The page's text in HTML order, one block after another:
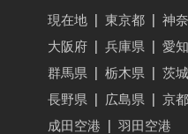
現在地 東京都 神
大阪府
兵庫県 愛
群馬県
栃木県 茨
長野県
広島県 京
成田空港
羽田空港